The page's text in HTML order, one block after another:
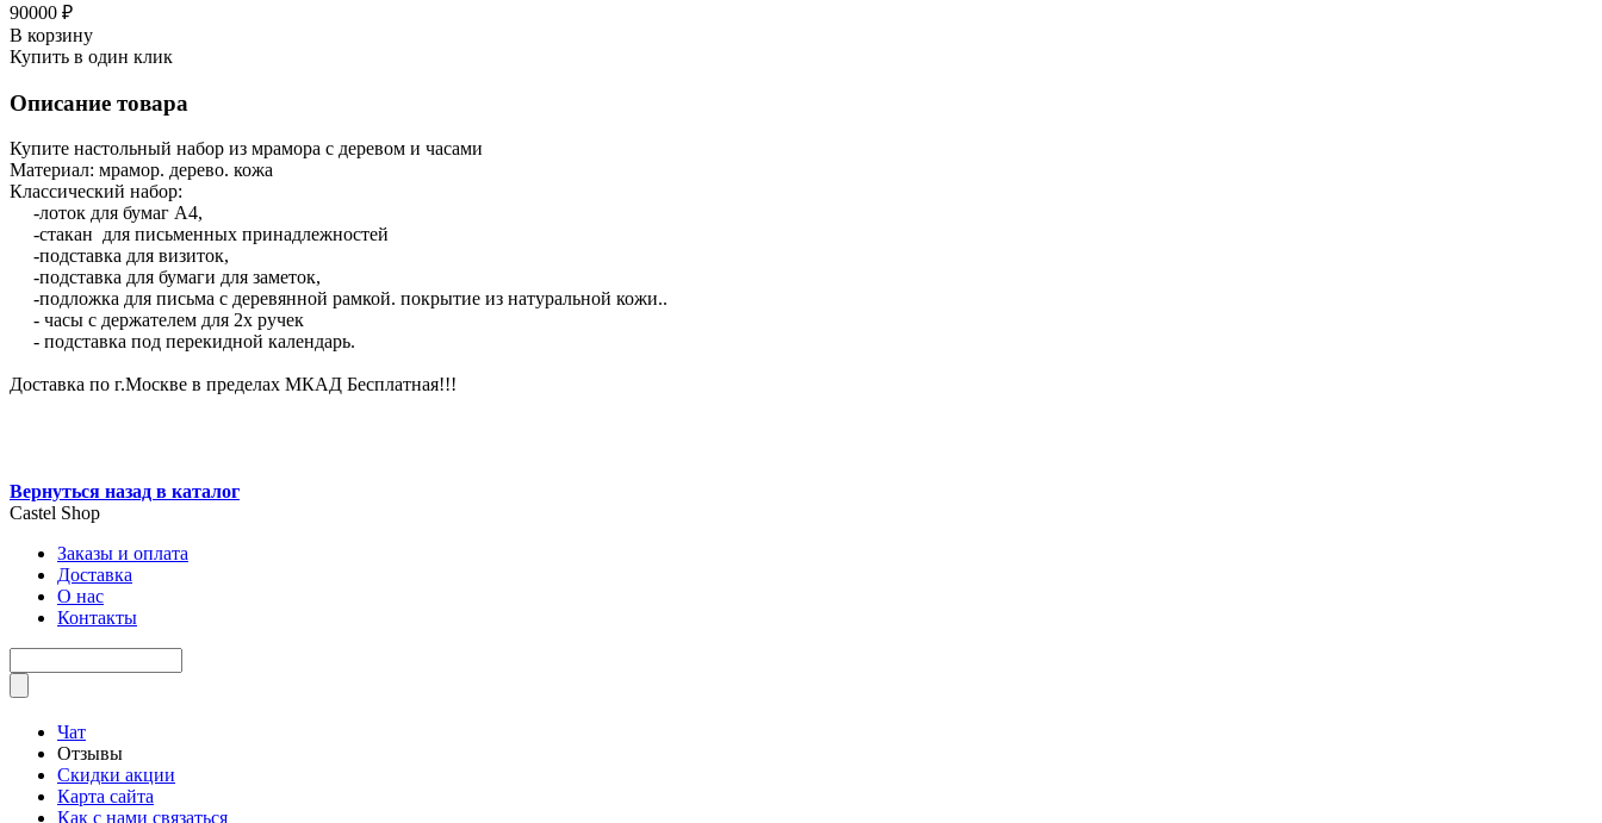
90000 ₽
В корзину
Купить в один клик
Описание товара
Купите настольный набор из мрамора с деревом и часами
Материал: мрамор. дерево. кожа
Классический набор:
-лоток для бумаг А4,
-стакан для письменных принадлежностей
-подставка для визиток,
-подставка для бумаги для заметок,
-подложка для письма с деревянной рамкой. покрытие из натуральной кожи..
- часы с держателем для 2х ручек
- подставка под перекидной календарь.
Доставка по г.Москве в пределах МКАД Бесплатная!!!
Вернуться назад в каталог
Castel Shop
Заказы и оплата
Доставка
О нас
Контакты
Чат
Отзывы
Скидки акции
Карта сайта
Как с нами связаться